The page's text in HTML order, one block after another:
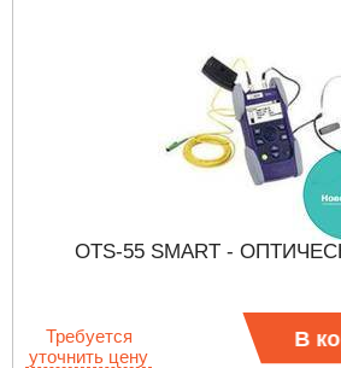
OTS-55 SMART -
Требуется
уточнить цену
В